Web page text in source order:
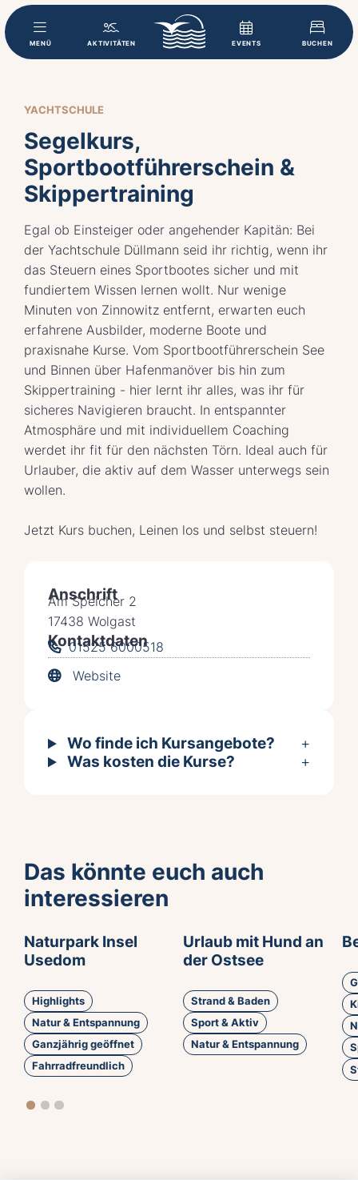
MENÜ AKTIVITÄTEN EVENTS BUCHEN
YACHTSCHULE
Segelkurs,
Sportbootführerschein &
Skippertraining
Egal ob Einsteiger oder angehender Kapitän: Bei
der Yachtschule Düllmann seid ihr richtig, wenn ihr
das Steuern eines Sportbootes sicher und mit
fundiertem Wissen lernen wollt. Nur wenige
Minuten von Zinnowitz entfernt, erwarten euch
erfahrene Ausbilder, moderne Boote und
praxisnahe Kurse. Vom Sportbootführerschein See
und Binnen über Hafenmanöver bis hin zum
Skippertraining - hier lernt ihr alles, was ihr für
sicheres Navigieren braucht. In entspannter
Atmosphäre und mit individuellem Coaching
werdet ihr fit für den nächsten Törn. Ideal auch für
Urlauber, die aktiv auf dem Wasser unterwegs sein
wollen.
Jetzt Kurs buchen, Leinen los und selbst steuern!
Anschrift
Am Speicher 2
17438 Wolgast
Kontaktdaten
01525 6000518
Website
Wo finde ich Kursangebote?
Was kosten die Kurse?
Das könnte euch auch
interessieren
Naturpark Insel
Usedom
Highlights
Natur & Entspannung
Ganzjährig geöffnet
Fahrradfreundlich
Urlaub mit Hund an
der Ostsee
Strand & Baden
Sport & Aktiv
Natur & Entspannung